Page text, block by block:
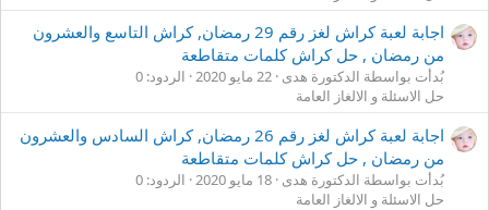
اجابة لعبة كراش لغز رقم 29 رمضان, كراش التاسع والعشرون
من رمضان , حل كراش كلمات متقاطعة
بُدأت بواسطة الدكتورة هدى 22 مايو 2020
الردود: 0
حل الاسئلة و الالغاز العامة
اجابة لعبة كراش لغز رقم 26 رمضان, كراش السادس والعشرون
من رمضان , حل كراش كلمات متقاطعة
بُدأت بواسطة الدكتورة هدى 18 مايو 2020
الردود: 0
حل الاسئلة و الالغاز العامة